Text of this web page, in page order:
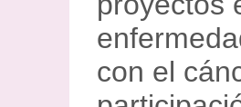
con el